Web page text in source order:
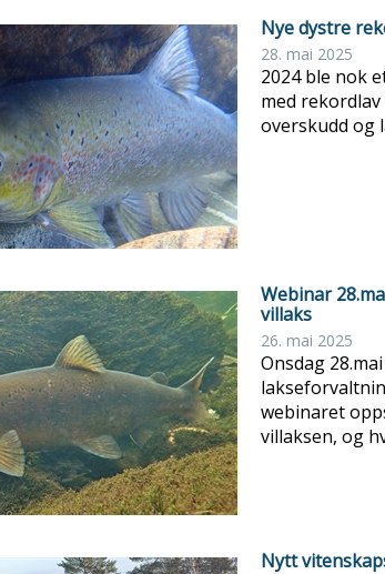
Nye dystre
28. mai 2025
2024 ble nok
med
overskudd og
Webinar
villaks
26. mai 2025
Onsdag
webinaret
villaksen, og
Nytt